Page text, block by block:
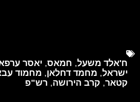
ח'אלד משעל, חמאס, יאסר
ישראל, מחמד דחלאן, מחמוד
קטאר, קרב הירושה, רש"פ